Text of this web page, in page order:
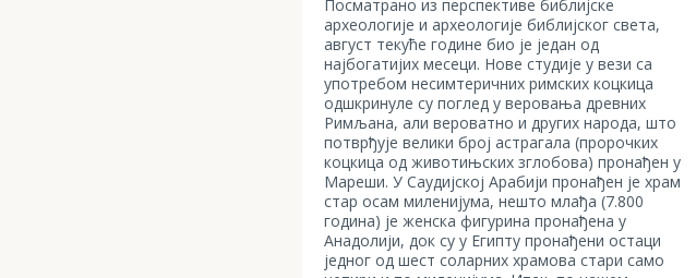
Посматрано из перспективе библијске
археологије и археологије библијског света,
август текуће године био је један од
најбогатијих месеци. Нове студије у вези са
употребом несимтеричних римских коцкица
одшкринуле су поглед у веровања древних
Римљана, али вероватно и других народа, што
потврђује велики број астрагала (пророчких
коцкица од животињских зглобова) пронађен у
Мареши. У Саудијској Арабији пронађен је храм
стар осам миленијума, нешто млађа (7.800
година) је женска фигурина пронађена у
Анадолији, док су у Египту пронађени остаци
једног од шест соларних храмова стари само